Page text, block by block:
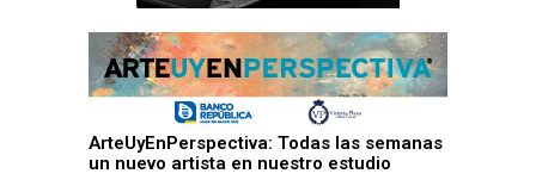
ArteUyEnPerspectiva: Todas las semanas
un nuevo artista en nuestro estudio